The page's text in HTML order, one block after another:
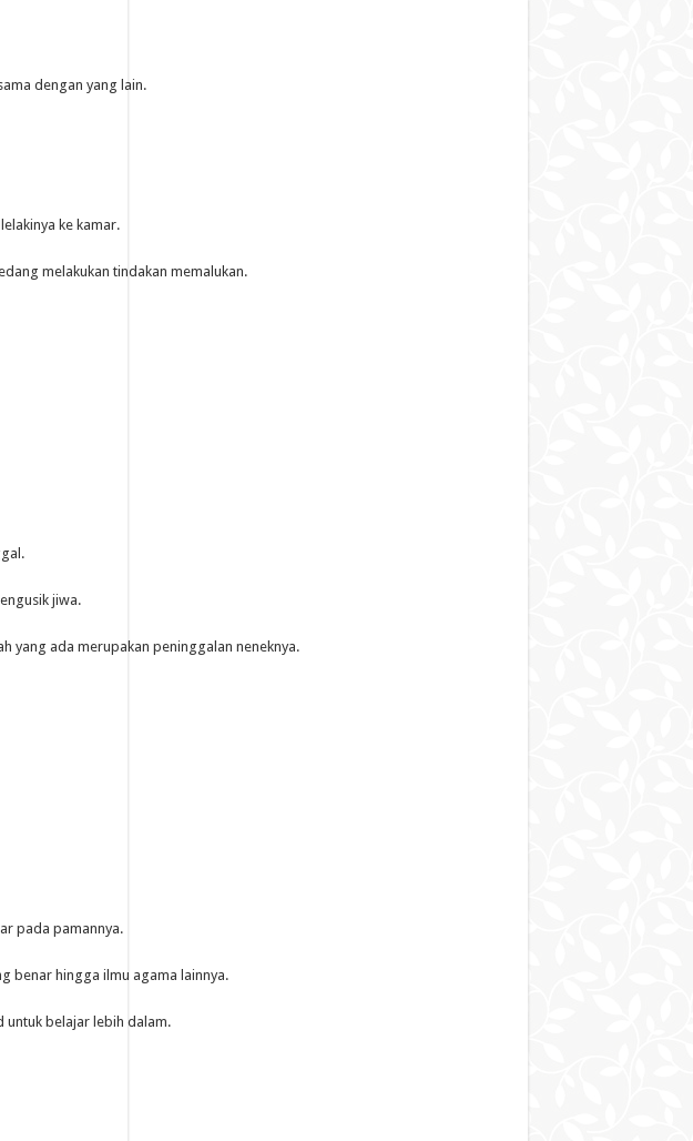
dengan yang lain.
ke kamar.
melakukan tindakan memalukan.
jiwa.
yang ada merupakan peninggalan neneknya.
pada pamannya.
benar hingga ilmu agama lainnya.
untuk belajar lebih dalam.